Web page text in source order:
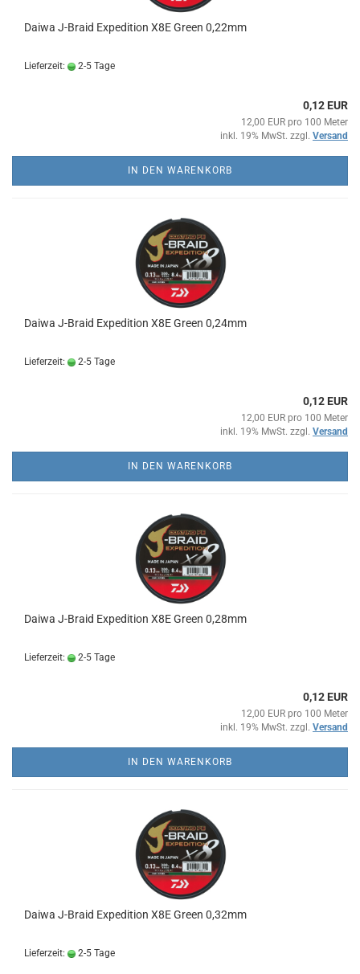
Daiwa J-Braid Expedition X8E Green 0,22mm
Lieferzeit: 2-5 Tage
0,12 EUR
12,00 EUR pro 100 Meter
inkl. 19% MwSt. zzgl. Versand
IN DEN WARENKORB
Daiwa J-Braid Expedition X8E Green 0,24mm
Lieferzeit: 2-5 Tage
0,12 EUR
12,00 EUR pro 100 Meter
inkl. 19% MwSt. zzgl. Versand
IN DEN WARENKORB
Daiwa J-Braid Expedition X8E Green 0,28mm
Lieferzeit: 2-5 Tage
0,12 EUR
12,00 EUR pro 100 Meter
inkl. 19% MwSt. zzgl. Versand
IN DEN WARENKORB
Daiwa J-Braid Expedition X8E Green 0,32mm
Lieferzeit: 2-5 Tage